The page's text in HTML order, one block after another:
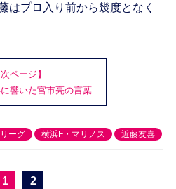
プロ入り前から幾度となく
次ページ】
響いた宮市亮の言葉
ーグ 横浜F・マリノス 近藤友喜
1 2